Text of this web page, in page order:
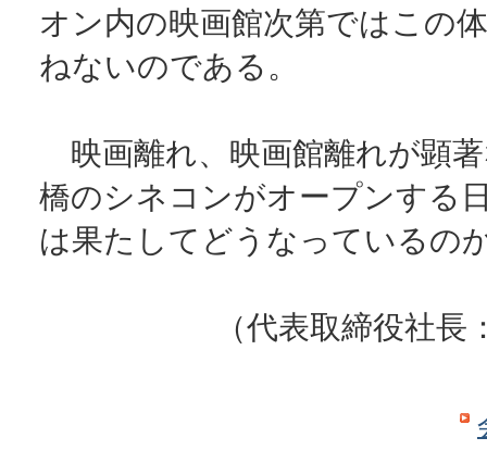
オン内の映画館次第ではこの
ねないのである。
映画離れ、映画館離れが顕
橋のシネコンがオープンする
は果たしてどうなっている
（代表取締役社